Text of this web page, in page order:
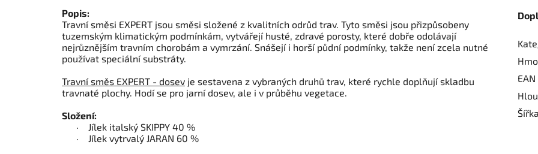
Popis:
Travní směsi EXPERT jsou směsi složené z kvalitních odrůd trav. Tyto směsi jsou přizpůsobeny
tuzemským klimatickým podmínkám, vytvářejí husté, zdravé porosty, které dobře odolávají
nejrůznějším travním chorobám a vymrzání. Snášejí i horší půdní podmínky, takže není zcela nutné
používat speciální substráty.
Travní směs EXPERT - dosev je sestavena z vybraných druhů trav, které rychle doplňují skladbu
travnaté plochy. Hodí se pro jarní dosev, ale i v průběhu vegetace.
Složení:
· Jílek italský SKIPPY 40 %
· Jílek vytrvalý JARAN 60 %
EAN